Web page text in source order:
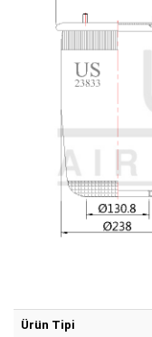
Ürün Tipi